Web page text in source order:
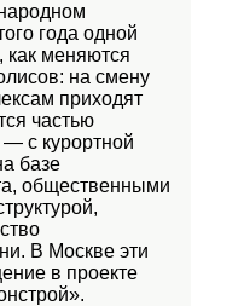
года одной
как меняются
на смену
приходят
частью
с курортной
базе
общественными
В Москве эти
в проекте